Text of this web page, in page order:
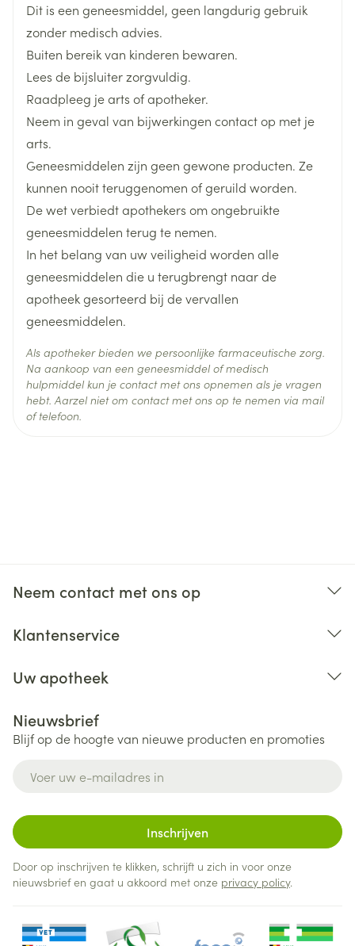
Breedte 48 mm
Lengte
Diepte 40 mm
Verpakking
98
Actieve
Ingrediënten
anastrozol
Behoud Kamertemperatuur (15°C - 25°C)
Dit is een geneesmiddel, geen langdurig gebruik
zonder medisch advies.
Buiten bereik van kinderen bewaren.
Lees de bijsluiter zorgvuldig.
Raadpleeg je arts of apotheker.
Neem in geval van bijwerkingen contact op met je
arts.
Geneesmiddelen zijn geen gewone producten. Ze
kunnen nooit teruggenomen of geruild worden.
De wet verbiedt apothekers om ongebruikte
geneesmiddelen terug te nemen.
In het belang van uw veiligheid worden alle
geneesmiddelen die u terugbrengt naar de
apotheek gesorteerd bij de vervallen
geneesmiddelen.
Als apotheker bieden we persoonlijke farmaceutische zorg.
Na aankoop van een geneesmiddel of medisch
hulpmiddel kun je contact met ons opnemen als je vragen
hebt. Aarzel niet om contact met ons op te nemen via mail
of telefoon.
Neem contact met ons op
Klantenservice
Uw apotheek
Nieuwsbrief
Blijf op de hoogte van nieuwe producten en promoties
Inschrijven
Door op inschrijven te klikken, schrijft u zich in voor onze
nieuwsbrief en gaat u akkoord met onze privacy policy.